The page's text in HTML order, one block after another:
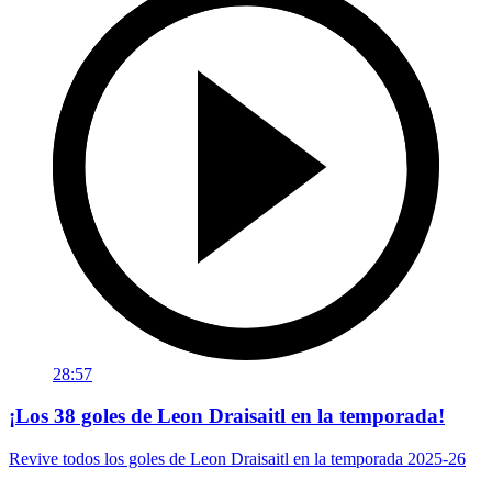
28:57
¡Los 38 goles de Leon Draisaitl en la temporada!
Revive todos los goles de Leon Draisaitl en la temporada 2025-26